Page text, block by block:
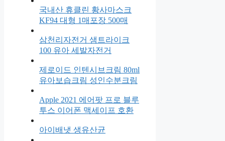
국내산 휴클린 황사마스크
KF94 대형 1매포장 500매
삼천리자전거 샘트라이크
100 유아 세발자전거
제로이드 인텐시브크림 80ml
유아보습크림 성인수분크림
Apple 2021 에어팟 프로 블루
투스 이어폰 맥세이프 호환
아이배냇 생유산균